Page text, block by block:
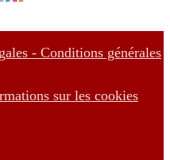
- Conditions générales
sur les cookies